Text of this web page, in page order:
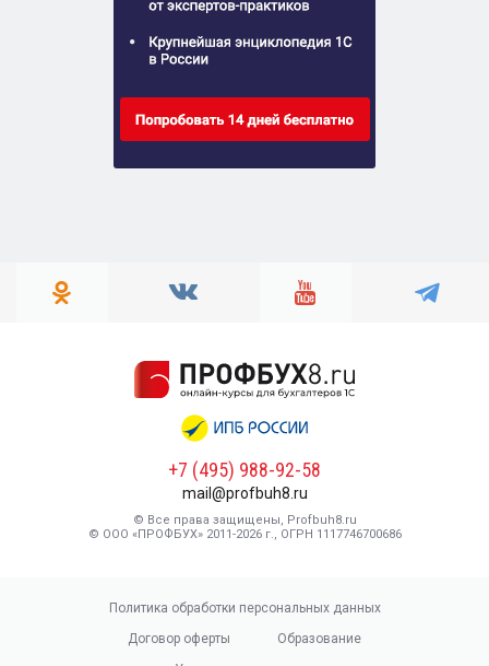
+7 (495) 988-92-58
mail@profbuh8.ru
© Все права защищены, Profbuh8.ru
© ООО «ПРОФБУХ» 2011-2026 г., ОГРН 1117746700686
Политика обработки персональных данных
Договор оферты
Образование